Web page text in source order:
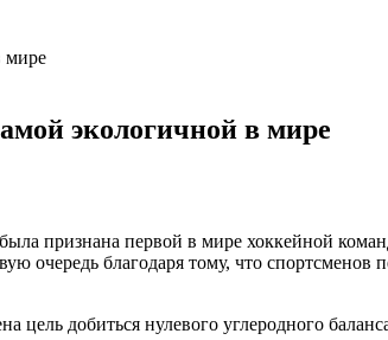
экологичной в мире
признана первой в мире хоккейной
очередь благодаря тому, что
цель добиться нулевого углеродного